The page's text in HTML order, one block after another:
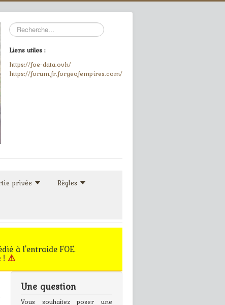
Rechercher
Liens utiles :
https://foe-data.ovh/
https://forum.fr.forgeofempires.com/
privée Règles
à l'entraide FOE.
!⚠️
In Une question
Vous souhaitez poser une